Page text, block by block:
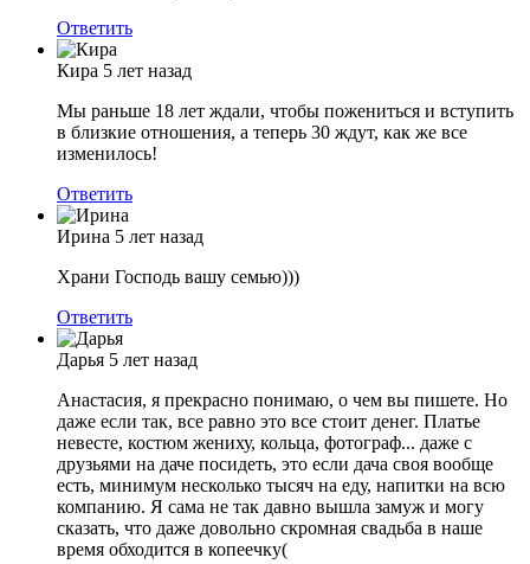
Ответить
Кира 5 лет назад
Мы раньше 18 лет ждали, чтобы пожениться и вступить
в близкие отношения, а теперь 30 ждут, как же все
изменилось!
Ответить
Ирина 5 лет назад
Храни Господь вашу семью)))
Ответить
Дарья 5 лет назад
Анастасия, я прекрасно понимаю, о чем вы пишете. Но
даже если так, все равно это все стоит денег. Платье
невесте, костюм жениху, кольца, фотограф... даже с
друзьями на даче посидеть, это если дача своя вообще
есть, минимум несколько тысяч на еду, напитки на всю
компанию. Я сама не так давно вышла замуж и могу
сказать, что даже довольно скромная свадьба в наше
время обходится в копеечку(